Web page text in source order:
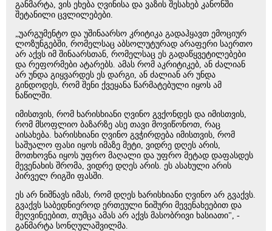
განმარტა, ვის ეხება ღვინისა და ვაზის შესახებ კანონში
შეტანილი ცვლილებები.
„უარგუმენტო და უშინაარსო კრიტიკა გადაჰყავთ ემოციურ
ლოზუნგებში, რომელსაც აბსოლუტურად არაფერი საერთო
არ აქვს იმ შინაარსთან, რომელსაც ეს გადაწყვეტილებები
და რეფორმები ატარებს. ამას რომ აკრიტიკებ, ან ძალიან
არ უნდა გიყვარდეს ეს დარგი, ან ძალიან არ უნდა
გინდოდეს, რომ შენი ქვეყანა წარმატებული იყოს ამ
ნაწილში.
იმისთვის, რომ ხარისხიანი ღვინო გვქონდეს და იმისთვის,
რომ მსოფლიო ბაზარზე ასე თავი მოვიწონოთ, რაც
აისახება. ხარისხიანი ღვინო გვჭირდება იმისთვის, რომ
საშუალო ფასი იყოს იმაზე მეტი, ვიდრე დღეს არის,
მოთხოვნა იყოს უფრო მაღალი და უფრო მეტად დაფასდეს
მევენახის შრომა, ვიდრე დღეს არის. ეს ასახული არის
პირველ რიგში ფასში.
ეს არ ნიშნავს იმას, რომ დღეს ხარისხიანი ღვინო არ გვაქვს.
გვაქვს საბედნიეროდ ერთეული ნიშური მევენახეებით და
მეღვინეებით, თუმცა ამას არ აქვს მასობრივი ხასიათი", -
განმარტა სონღულაშვილმა.